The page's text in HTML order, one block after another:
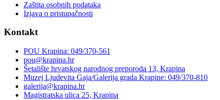
Zaštita osobnih podataka
Izjava o pristupačnosti
Kontakt
POU Krapina: 049/370-561
pou@krapina.hr
Šetalište hrvatskog narodnog preporoda 13, Krapina
Muzej Ljudevita Gaja/Galerija grada Krapine: 049/370-810
galerija@krapina.hr
Magistratska ulica 25, Krapina